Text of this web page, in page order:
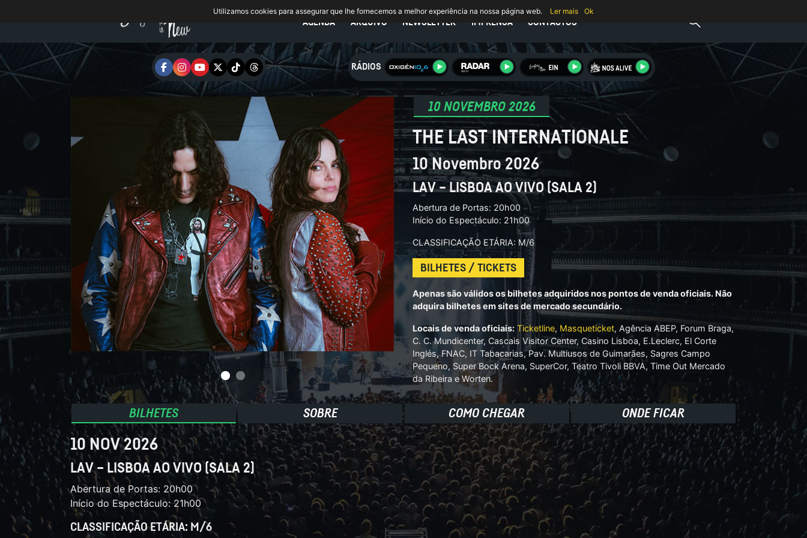
AGENDA ARQUIVO NEWSLETTER IMPRENSA CONTACTOS
RÁDIOS
10 NOVEMBRO 2026
THE LAST INTERNATIONALE
10 Novembro 2026
LAV – LISBOA AO VIVO (SALA 2)
Abertura de Portas: 20h00
Início do Espectáculo: 21h00
CLASSIFICAÇÃO ETÁRIA: M/6
BILHETES / TICKETS
Apenas são válidos os bilhetes adquiridos nos pontos de venda oficiais. Não
adquira bilhetes em sites de mercado secundário.
Locais de venda oficiais: Ticketline, Masqueticket, Agência ABEP, Forum Braga,
C. C. Mundicenter, Cascais Visitor Center, Casino Lisboa, E.Leclerc, El Corte
Inglés, FNAC, IT Tabacarias, Pav. Multiusos de Guimarães, Sagres Campo
Pequeno, Super Bock Arena, SuperCor, Teatro Tivoli BBVA, Time Out Mercado
da Ribeira e Worten.
BILHETES SOBRE COMO CHEGAR ONDE FICAR
10 NOV 2026
LAV – LISBOA AO VIVO (SALA 2)
Abertura de Portas: 20h00
Início do Espectáculo: 21h00
CLASSIFICAÇÃO ETÁRIA: M/6
Utilizamos cookies para assegurar que lhe fornecemos a melhor experiência na nossa página web. Ler mais Ok